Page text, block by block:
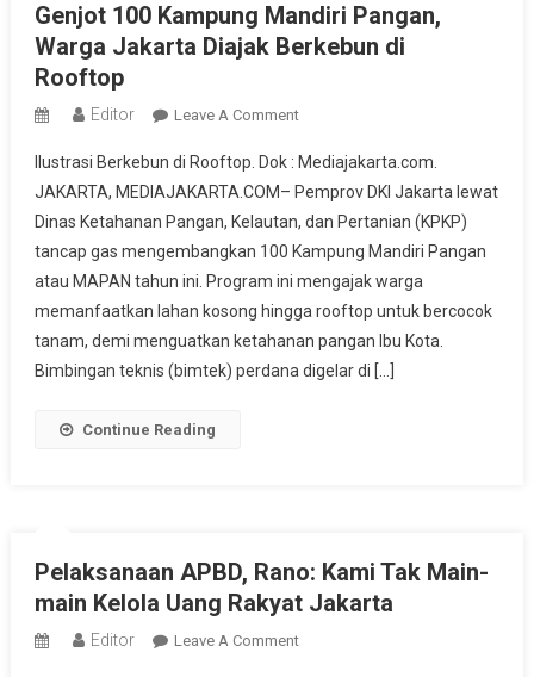
Genjot 100 Kampung Mandiri Pangan,
Warga Jakarta Diajak Berkebun di
Rooftop
Editor Leave A CommentOn
100
Kampung
Mandiri
Pangan,
Warga
Jakarta
Diajak
Berkebun
Ilustrasi Berkebun di Rooftop. Dok : Mediajakarta.com.
JAKARTA, MEDIAJAKARTA.COM– Pemprov DKI Jakarta lewat
Dinas Ketahanan Pangan, Kelautan, dan Pertanian (KPKP)
tancap gas mengembangkan 100 Kampung Mandiri Pangan
atau MAPAN tahun ini. Program ini mengajak warga
memanfaatkan lahan kosong hingga rooftop untuk bercocok
tanam, demi menguatkan ketahanan pangan Ibu Kota.
Bimbingan teknis (bimtek) perdana digelar di […]
Continue Reading
Pelaksanaan APBD, Rano: Kami Tak Main-
main Kelola Uang Rakyat Jakarta
Editor Leave A CommentOn